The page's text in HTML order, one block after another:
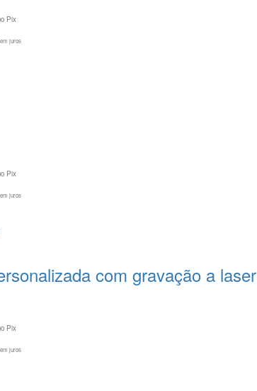
Pix
juros
Pix
juros
com gravação a laser
Pix
juros